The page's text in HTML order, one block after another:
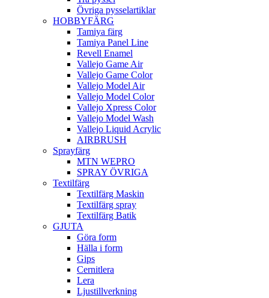
Övriga pysselartiklar
HOBBYFÄRG
Tamiya färg
Tamiya Panel Line
Revell Enamel
Vallejo Game Air
Vallejo Game Color
Vallejo Model Air
Vallejo Model Color
Vallejo Xpress Color
Vallejo Model Wash
Vallejo Liquid Acrylic
AIRBRUSH
Sprayfärg
MTN WEPRO
SPRAY ÖVRIGA
Textilfärg
Textilfärg Maskin
Textilfärg spray
Textilfärg Batik
GJUTA
Göra form
Hälla i form
Gips
Cernitlera
Lera
Ljustillverkning